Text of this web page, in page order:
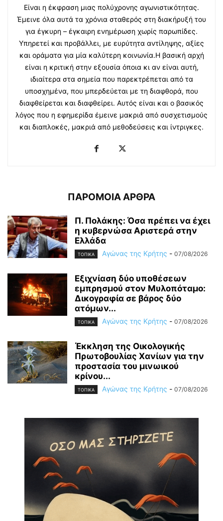
Είναι η έκφραση μιας πολύχρονης αγωνιστικότητας.
Έμεινε όλα αυτά τα χρόνια σταθερός στη διακήρυξή του
για έγκυρη – έγκαιρη ενημέρωση χωρίς παρωπίδες.
Υπηρετεί και προβάλλει, με ευρύτητα αντίληψης, αξίες
και οράματα για μία καλύτερη κοινωνία.Η βασική αρχή
είναι η κριτική στην εξουσία όποια κι αν είναι αυτή,
ιδιαίτερα στα σημεία που παρεκτρέπεται από τα
υποσχημένα, που μπερδεύεται με τη διαφθορά, που
διαφθείρεται και διαφθείρει. Αυτός είναι και ο βασικός
λόγος που η εφημερίδα έμεινε μακριά από συσχετισμούς
και διαπλοκές, μακριά από μεθοδεύσεις και ίντριγκες.
ΠΑΡΟΜΟΙΑ ΑΡΘΡΑ
Π. Πολάκης: Όσα πρέπει να έχει
η κυβερνώσα Αριστερά στην
Ελλάδα
ΤΟΠΙΚΑ Αγώνας της Κρήτης - 07/08/2026
Εξιχνίαση δύο υποθέσεων
εμπρησμού στον Μυλοπόταμο:
Δικογραφία σε βάρος δύο
ατόμων...
ΤΟΠΙΚΑ Αγώνας της Κρήτης - 07/08/2026
Έκκληση της Οικολογικής
Πρωτοβουλίας Χανίων για την
προστασία του μινωικού
κρίνου...
ΤΟΠΙΚΑ Αγώνας της Κρήτης - 07/08/2026